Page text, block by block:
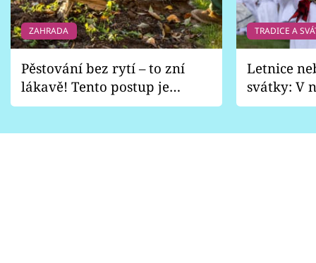
ZAHRADA
Pěstování bez rytí – to zní
lákavě! Tento postup je
vhodný jen pro některé
TRADICE A
Letnice
svátky: V
pondělí